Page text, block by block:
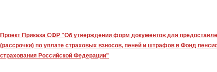
Проект Приказа СФР "Об утверждении форм документов для
(рассрочки) по уплате страховых взносов, пеней и штрафов в Фонд
страхования Российской Федерации"